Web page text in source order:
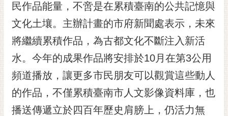
民作品能量，不啻是在累積臺南的公共記憶與
文化土壤。主辦計畫的市府新聞處表示，未來
將繼續累積作品，為古都文化不斷注入新活
水。今年的成果作品將安排於10月在第3公用
頻道播放，讓更多市民朋友可以觀賞這些動人
的作品，不僅累積臺南市人文影像資料庫，也
播送傳遞立於四百年歷史肩膀上，仍活力無